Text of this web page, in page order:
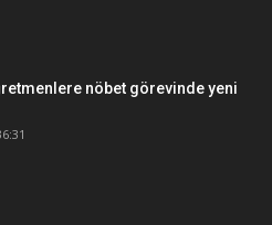
nöbet görevinde yeni